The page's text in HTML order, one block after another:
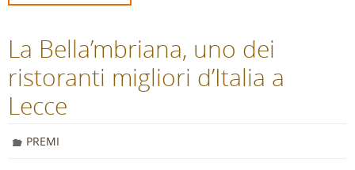
La Bella’mbriana, uno dei
ristoranti migliori d’Italia a
Lecce
PREMI